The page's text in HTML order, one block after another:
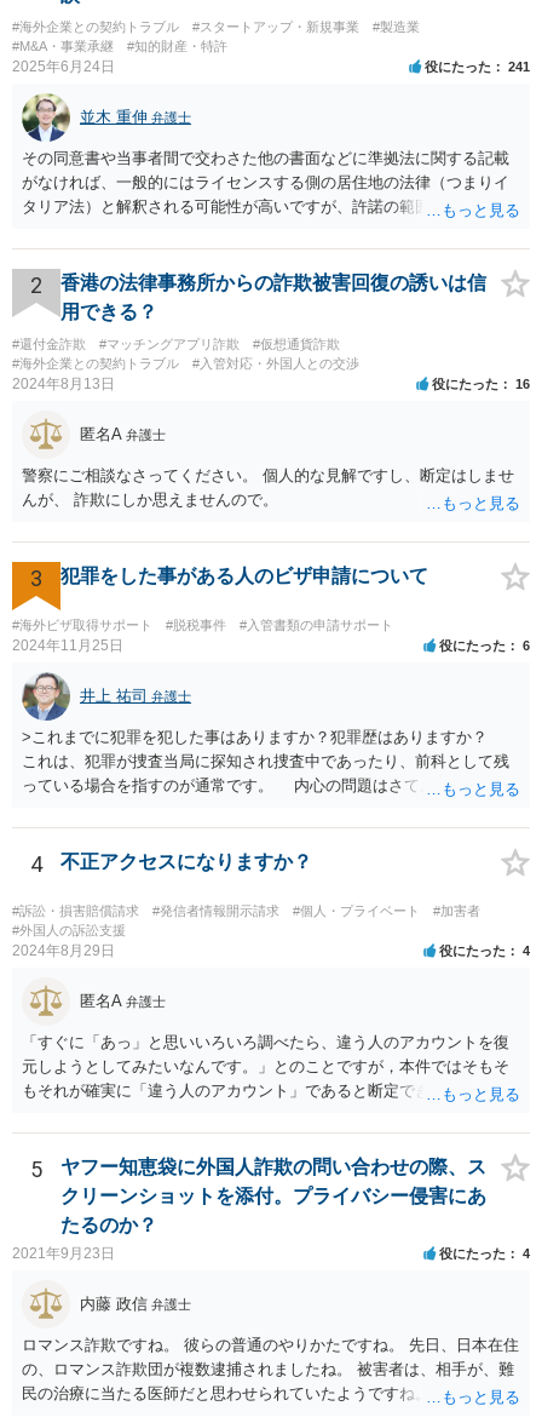
#海外企業との契約トラブル #スタートアップ・新規事業
#製造業
#M&A・事業承継
#知的財産・特許
2025年6月24日 役にたった 241
並木 重伸 弁護士
その同意書や当事者間で交わさた他の書面などに準拠法に関する記載
がなければ、一般的にはライセンスする側の居住地の法律（つまりイ
タリア法）と解釈される可能性が高いですが、許諾の範囲が日本国内
あります。 なお、仮に日本法になるとしても、新しい会社との間で契
約が有効かどうかは、ライセンスされた権利の種類（著作権、商標
権、特許権など）や契約の時期などを見て判断する必要があります。
いずれにせよ具体的事情が分からないと確定的な回答は難しいと思わ
れますので、弁護士に直接相談されることをお勧めします。
2
香港の法律事務所からの詐欺被害回復の誘いは信
用できる？
#還付金詐欺 #マッチングアプリ詐欺
#仮想通貨詐欺
#海外企業との契約トラブル
#入管対応・外国人との交渉
2024年8月13日 役にたった 16
匿名A 弁護士
警察にご相談なさってください。 個人的な見解ですし、断定はしませ
んが、 詐欺にしか思えませんので。
3 犯罪をした事がある人のビザ申請について
#海外ビザ取得サポート #脱税事件 #入管書類の申請サポート
2024年11月25日 役にたった 6
井上 祐司 弁護士
>これまでに犯罪を犯した事はありますか？犯罪歴はありますか？
これは、犯罪が捜査当局に探知され捜査中であったり、前科として残
っている場合を指すのが通常です。 内心の問題はさておき、ご質問
4 不正アクセスになりますか？
#訴訟・損害賠償請求 #発信者情報開示請求 #個人・プライベート
#加害者
#外国人の訴訟支援
2024年8月29日 役にたった 4
匿名A 弁護士
「すぐに「あっ」と思いいろいろ調べたら、違う人のアカウントを復
元しようとしてみたいなんです。」とのことですが，本件ではそもそ
もそれが確実に「違う人のアカウント」であると断定できていません
できません。余計な心配でしょう。
5
ヤフー知恵袋に外国人詐欺の問い合わせの際、ス
クリーンショットを添付。プライバシー侵害にあ
たるのか？
2021年9月23日 役にたった 4
内藤 政信 弁護士
ロマンス詐欺ですね。 彼らの普通のやりかたですね。 先日、日本在住
の、ロマンス詐欺団が複数逮捕されましたね。 被害者は、相手が、難
民の治療に当たる医師だと思わせられていたようですね。